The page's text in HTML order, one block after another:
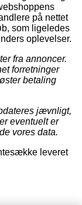
på nettet
som ligeledes
oplevelser.
fra annoncer.
forretninger
betaling
jævnligt,
eventuelt er
vores data.
leveret